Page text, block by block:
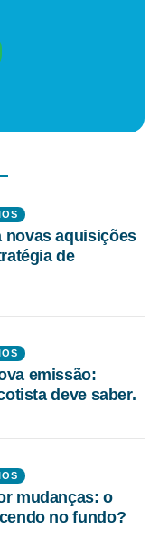
novas aquisições
de
emissão:
deve saber.
mudanças: o
no fundo?